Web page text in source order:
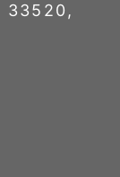
33520,